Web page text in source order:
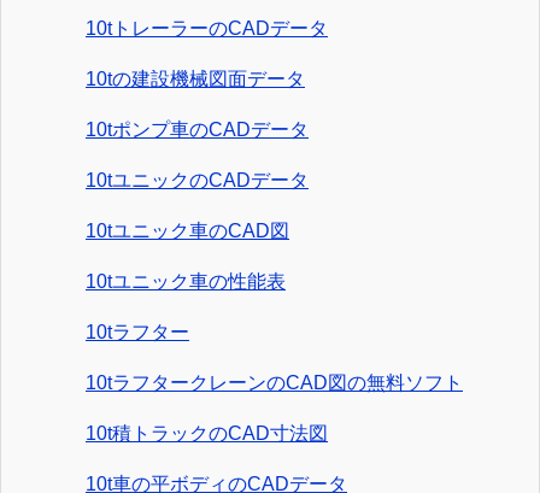
10tトレーラーのCADデータ
10tの建設機械図面データ
10tポンプ車のCADデータ
10tユニックのCADデータ
10tユニック車のCAD図
10tユニック車の性能表
10tラフター
10tラフタークレーンのCAD図の無料ソフト
10t積トラックのCAD寸法図
10t車の平ボディのCADデータ